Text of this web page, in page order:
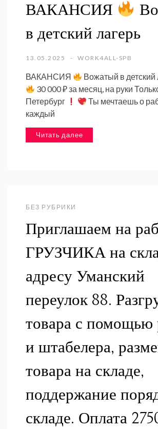
ВАКАНСИЯ
в детский лагерь
13.05.2025 WORK4ALL-SPB
ВАКАНСИЯ
Вожатый в детский
30 000 ₽ за месяц, на руки
Петербург
Ты мечтаешь о
каждый
Читать далее
БЕЗ РУБРИКИ
Приглашаем на
ГРУЗЧИКА на
адресу Уманский
переулок 88.
товара с помощью
и штабелера,
товара на складе,
поддержание
складе. Оплата